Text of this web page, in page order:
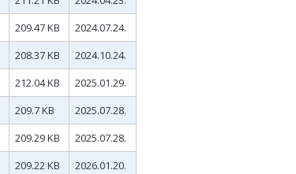
209.47 KB
2024.07.24.
208.37 KB
2024.10.24.
212.04 KB
2025.01.29.
209.7 KB
2025.07.28.
209.29 KB
2025.07.28.
209.22 KB
2026.01.20.